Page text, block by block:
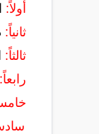
أولاً:
ثانياً:
ثالثاً:
رابعاً: